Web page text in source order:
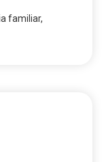
familiar,